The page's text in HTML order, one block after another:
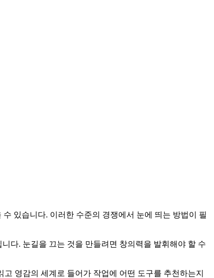
있습니다. 이러한 수준의 경쟁에서 눈에 띄는 방법이 필
다. 눈길을 끄는 것을 만들려면 창의력을 발휘해야 할 수
영감의 세계로 들어가 작업에 어떤 도구를 추천하는지